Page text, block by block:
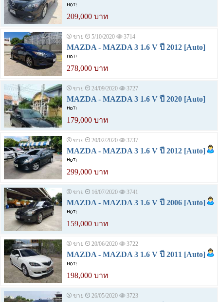
209,000 บาท
ขาย 5/10/2020 3714
MAZDA - MAZDA 3 1.6 V ปี 2012 [Auto]
278,000 บาท
ขาย 24/09/2020 3727
MAZDA - MAZDA 3 1.6 V ปี 2020 [Auto]
179,000 บาท
ขาย 20/02/2020 3737
MAZDA - MAZDA 3 1.6 V ปี 2012 [Auto]
299,000 บาท
ขาย 16/07/2020 3741
MAZDA - MAZDA 3 1.6 V ปี 2006 [Auto]
159,000 บาท
ขาย 20/06/2020 3722
MAZDA - MAZDA 3 1.6 V ปี 2011 [Auto]
198,000 บาท
ขาย 26/05/2020 3723